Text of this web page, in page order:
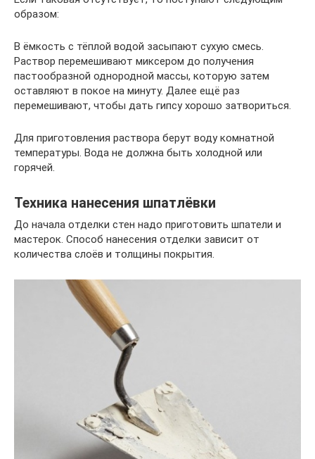
образом:
В ёмкость с тёплой водой засыпают сухую смесь.
Раствор перемешивают миксером до получения
пастообразной однородной массы, которую затем
оставляют в покое на минуту. Далее ещё раз
перемешивают, чтобы дать гипсу хорошо затвориться.
Для приготовления раствора берут воду комнатной
температуры. Вода не должна быть холодной или
горячей.
Техника нанесения шпатлёвки
До начала отделки стен надо приготовить шпатели и
мастерок. Способ нанесения отделки зависит от
количества слоёв и толщины покрытия.